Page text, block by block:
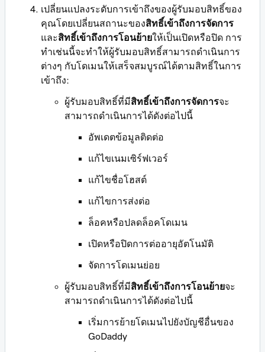
เปลี่ยนแปลงระดับการเข้าถึงของผู้รับมอบสิทธิ์ของ
คุณโดยเปลี่ยนสถานะของสิทธิ์เข้าถึงการจัดการ
และสิทธิ์เข้าถึงการโอนย้ายให้เป็นเปิดหรือปิด การ
ทำเช่นนี้จะทำให้ผู้รับมอบสิทธิ์สามารถดำเนินการ
ต่างๆ กับโดเมนให้เสร็จสมบูรณ์ได้ตามสิทธิ์ในการ
เข้าถึง:
ผู้รับมอบสิทธิ์ที่มีสิทธิ์เข้าถึงการจัดการจะ
สามารถดำเนินการได้ดังต่อไปนี้
อัพเดตข้อมูลติดต่อ
แก้ไขเนมเซิร์ฟเวอร์
แก้ไขชื่อโฮสต์
แก้ไขการส่งต่อ
ล็อคหรือปลดล็อคโดเมน
เปิดหรือปิดการต่ออายุอัตโนมัติ
จัดการโดเมนย่อย
ผู้รับมอบสิทธิ์ที่มีสิทธิ์เข้าถึงการโอนย้ายจะ
สามารถดำเนินการได้ดังต่อไปนี้
เริ่มการย้ายโดเมนไปยังบัญชีอื่นของ
GoDaddy